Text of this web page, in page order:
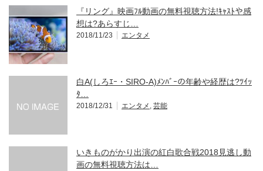
『リング』映画ﾌﾙ動画の無料視聴方法!ｷｬｽﾄや感
想は?あらすじ…
2018/11/23 エンタメ
白A(しろｴｰ・SIRO-A)ﾒﾝﾊﾞｰの年齢や経歴は?ﾂｲｯ
ﾀ…
2018/12/31 エンタメ , 芸能
いきものがかり出演の紅白歌合戦2018見逃し動
画の無料視聴方法は…